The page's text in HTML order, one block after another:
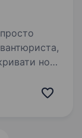
нові
будете